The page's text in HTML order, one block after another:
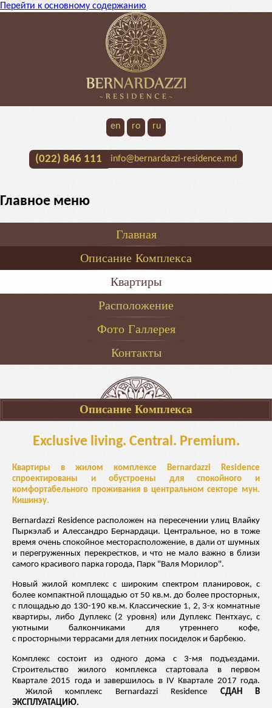
Перейти к основному содержанию
en ro ru
(022) 846 111 info@bernardazzi-residence.md
Главное меню
Главная
Описание Комплекса
Квартиры
Расположение
Фото Галлерея
Контакты
Описание Комплекса
Exclusive living. Central. Premium.
Квартиры в жилом комплексе Bernardazzi Residence
спроектированы и обустроены для спокойного и
комфортабельного проживания в центральном секторе мун.
Кишинэу.
Bernardazzi Residence расположен на пересечении улиц Влайку
Пыркэлаб и Алессандро Бернардаци. Центральное, но в тоже
время очень спокойное месторасположение, в дали от шумных
и перегруженных перекрестков, и что не мало важно в близи
самого красивого парка города, Парк "Валя Морилор".
Новый жилой комплекс с широким спектром планировок, с
более компактной площадью от 50 кв.м. до более просторных,
с площадью до 130-190 кв.м. Классические 1, 2, 3-х комнатные
квартиры, либо Дуплекс (2 уровня) или Дуплекс Пентхаус, с
уютными балкончиками для утреннего кофе,
с просторными террасами для летних посиделок и барбекю.
Комплекс состоит из одного дома с 3-мя подъездами.
Строительство жилого комплекса стартовала в первом
Квартале 2015 года и завершилось в IV Квартале 2017 года.
Жилой комплекс Bernardazzi Residence СДАН В
ЭКСПЛУАТАЦИЮ.